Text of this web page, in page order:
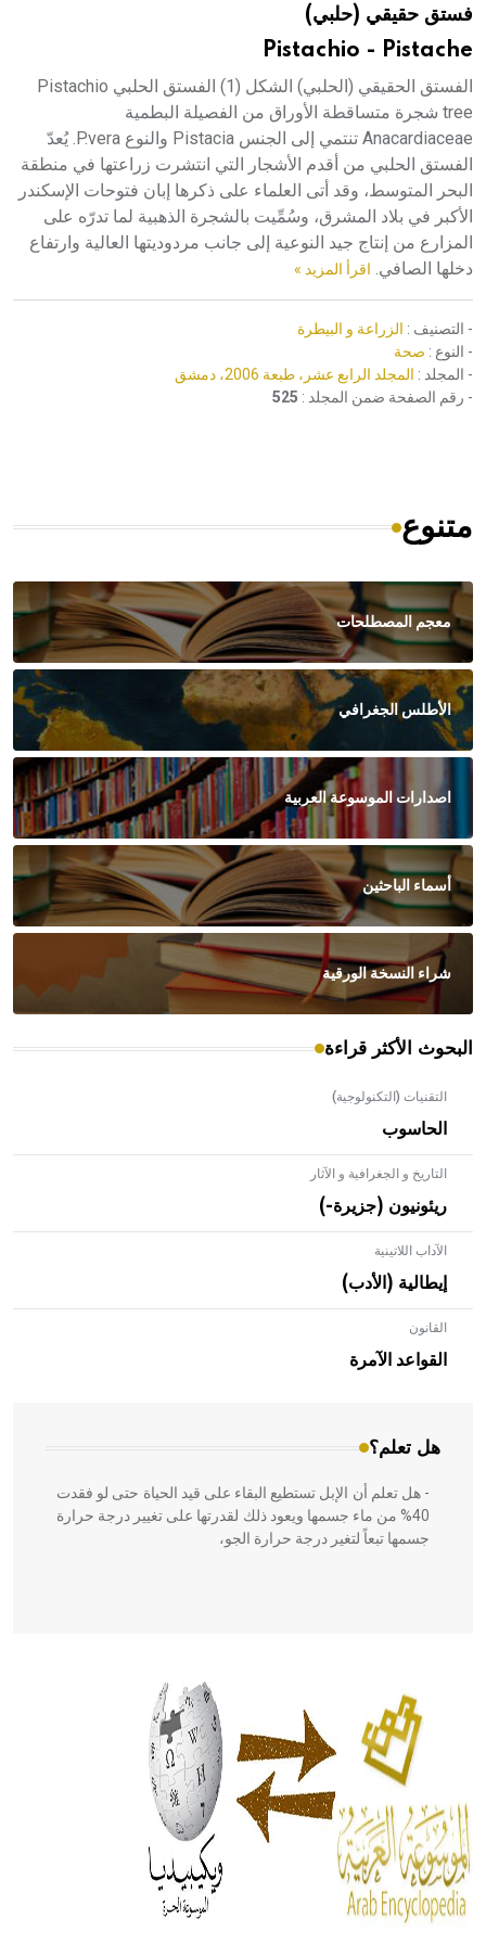
هيئة الموسوعة العربية تطلق موسوعات جديدة في عام 2026
فستق حقيقي (حلبي)
Pistachio - Pistache
الفستق الحقيقي (الحلبي) الشكل (1) الفستق الحلبي Pistachio
tree شجرة متساقطة الأوراق من الفصيلة البطمية
Anacardiaceae تنتمي إلى الجنس Pistacia والنوع P.vera. يُعدّ
الفستق الحلبي من أقدم الأشجار التي انتشرت زراعتها في منطقة
البحر المتوسط، وقد أتى العلماء على ذكرها إبان فتوحات الإسكندر
الأكبر في بلاد المشرق، وسُمِّيت بالشجرة الذهبية لما تدرّه على
المزارع من إنتاج جيد النوعية إلى جانب مردوديتها العالية وارتفاع
دخلها الصافي. اقرأ المزيد »
- التصنيف : الزراعة و البيطرة
- النوع : صحة
- المجلد : المجلد الرابع عشر، طبعة 2006، دمشق
- رقم الصفحة ضمن المجلد : 525
متنوع
معجم المصطلحات
الأطلس الجغرافي
اصدارات الموسوعة العربية
أسماء الباحثين
شراء النسخة الورقية
البحوث الأكثر قراءة
التقنيات (التكنولوجية)
الحاسوب
التاريخ و الجغرافية و الآثار
ريئونيون (جزيرة-)
الآداب اللاتينية
إيطالية (الأدب)
القانون
القواعد الآمرة
هل تعلم؟
- هل تعلم أن الأبلق نوع من الفنون الهندسية التي ارتبطت
بالعمارة الإسلامية في بلاد الشام ومصر خاصة، حيث يحرص
المعمار على بناء مداميكه وخاصة في الواجهات
- هل تعلم أن الإبل تستطيع البقاء على قيد الحياة حتى لو فقدت
40% من ماء جسمها ويعود ذلك لقدرتها على تغيير درجة حرارة
جسمها تبعاً لتغير درجة حرارة الجو،
الحكم، الأدلة، تنظيم التغذية، ورسالته في جروح الرأس. ويعود
له الفضل بأنه حرر الطب من الدين والفلسفة.
- هل تعلم أن المرجان إفراز حيواني يتكون في البحر ويتركب
من مادة كربونات الكلسيوم، وهو أحمر أو شديد الحمرة وهو
أجود أنواعه، ويمتاز بكبر الحجم ويسمى الش